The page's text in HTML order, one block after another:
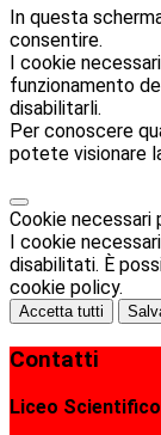
In questa
consentire.
I cookie
funzionamento
disabilitarli.
Per conoscere
potete visionare
Cookie necessari
I cookie
disabilitati. È
cookie policy.
Accetta tutti
Contatti
Liceo